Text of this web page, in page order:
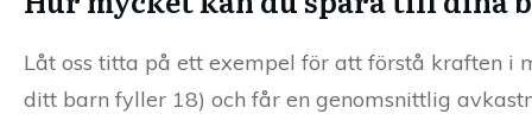
Låt oss titta på ett exempel för att förstå kraften i
ditt barn fyller 18) och får en genomsnittlig